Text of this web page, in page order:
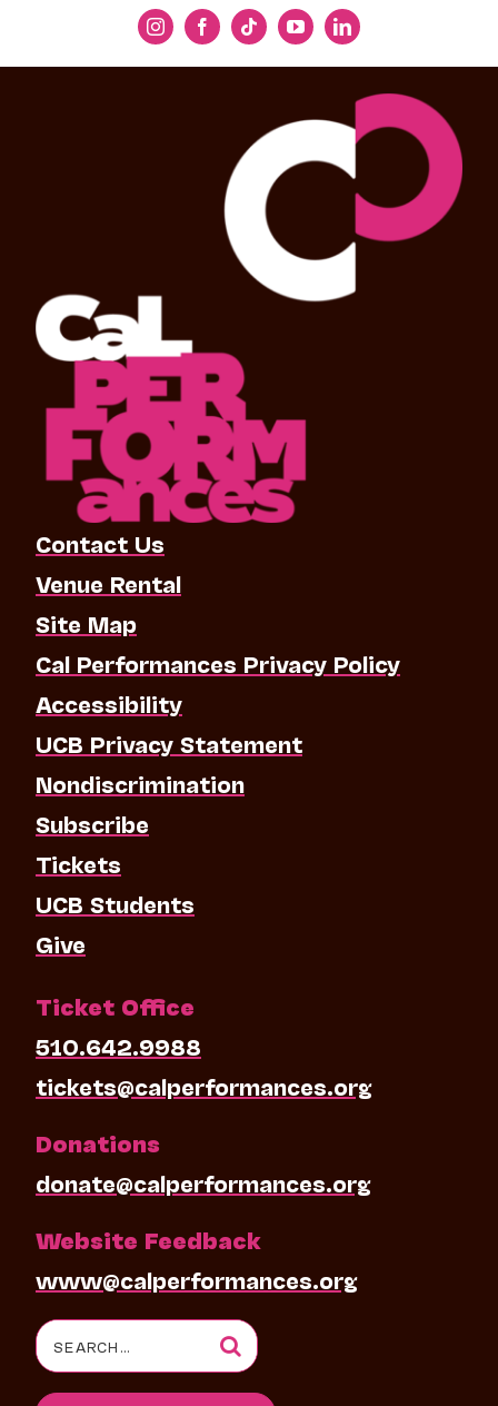
Contact Us
Venue Rental
Site Map
Cal Performances Privacy Policy
Accessibility
UCB Privacy Statement
Nondiscrimination
Subscribe
Tickets
UCB Students
Give
Ticket Office
510.642.9988
tickets@calperformances.org
Donations
donate@calperformances.org
Website Feedback
www@calperformances.org
Search
for: